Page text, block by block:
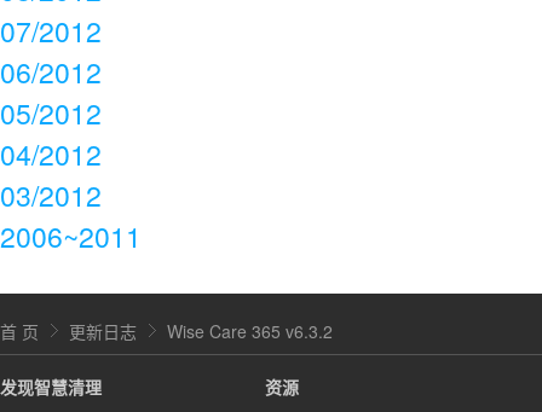
07/2012
06/2012
05/2012
04/2012
03/2012
2006~2011
首 页 更新日志 Wise Care 365 v6.3.2
发现智慧清理
资源